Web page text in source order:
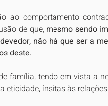
ao comportamento
de que, mesmo sendo
não há que ser a
deste.
família, tendo em vista a
eticidade, ínsitas às